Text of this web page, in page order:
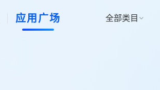
应用广场 全部类目 